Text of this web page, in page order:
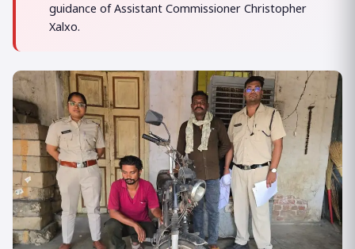
guidance of Assistant Commissioner Christopher
Xalxo.